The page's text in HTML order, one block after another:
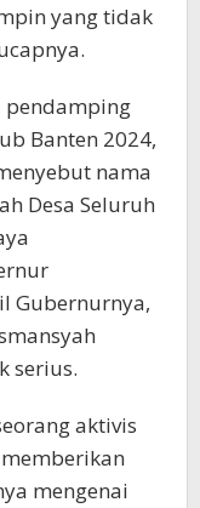
yang tidak
pendamping
Banten 2024,
nama
Desa Seluruh
Gubernurnya,
serius.
aktivis
mengenai